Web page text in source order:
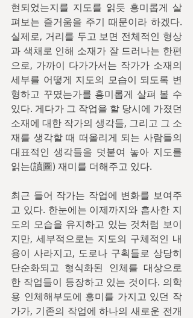
현되었는지를 지도를 읽듯 흥미롭게 살
펴보는 즐거움을 주기 때문이라 하겠다.
실제로, 거리를 두고 보면 전체적인 형상
과 색채로 인해 소재가 잘 드러나는 한편
으로, 가까이 다가가서는 작가가 소재의
세부를 어떻게 지도의 모습이 되도록 변
형하고 꾸몄는가를 흥미롭게 살펴 볼 수
있다. 게다가 그 작업을 할 당시에 가졌던
소재에 대한 작가의 생각들, 그리고 그 소
재를 생각할 때 떠올리게 되는 사람들의
대표적인 생각들을 덧붙여 놓아 지도를
읽는(讀圖) 재미를 더해주고 있다.
최근 들어 작가는 작업에 변화를 보여주
고 있다. 한눈에는 이제까지와 흡사한 지
도의 모습을 유지하고 있는 것처럼 보이
지만, 세부적으로는 지도의 구체적인 내
용이 사라지고, 도로나 구획들로 상당히
단순화되고 형식화된 인체를 대상으로
한 작업들이 등장하고 있는 것이다. 의학
용 인체해부도에 흥미를 가지고 있던 작
가가, 기존의 작업에 하나의 새로운 전개